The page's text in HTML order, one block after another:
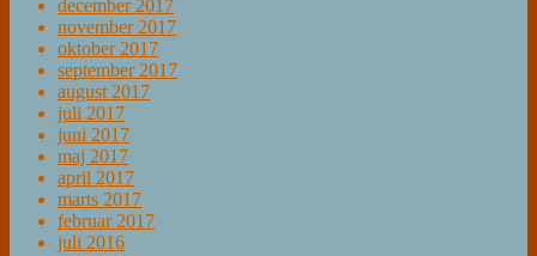
december 2017
november 2017
oktober 2017
september 2017
august 2017
juli 2017
juni 2017
maj 2017
april 2017
marts 2017
februar 2017
juli 2016